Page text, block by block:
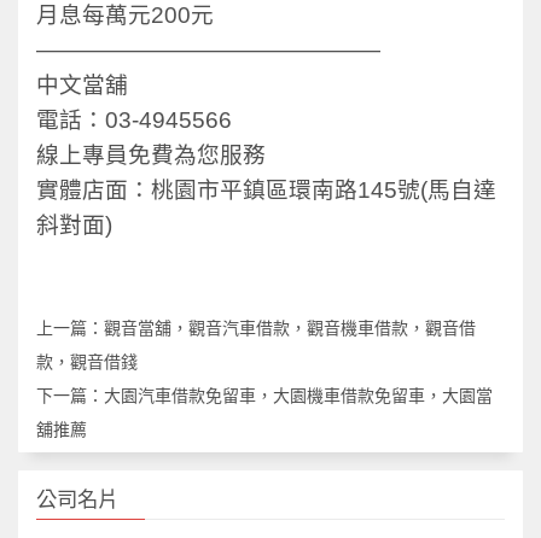
月息每萬元200元
———————————————
中文當舖
電話：03-4945566
線上專員免費為您服務
實體店面：桃園市平鎮區環南路145號(馬自達
斜對面)
上一篇： 觀音當舖，觀音汽車借款，觀音機車借款，觀音借
款，觀音借錢
下一篇： 大園汽車借款免留車，大園機車借款免留車，大園當
舖推薦
公司名片